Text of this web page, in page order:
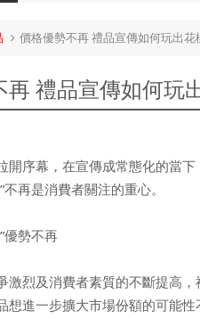
價格優勢不再 禮品宣傳如何玩出花
再 禮品宣傳如何玩
開序幕，在宣傳成常態化的當
再是消費者關注的重心。
勢不再
烈及消費者素質的不斷提高，
想進一步擴大市場份額的可能